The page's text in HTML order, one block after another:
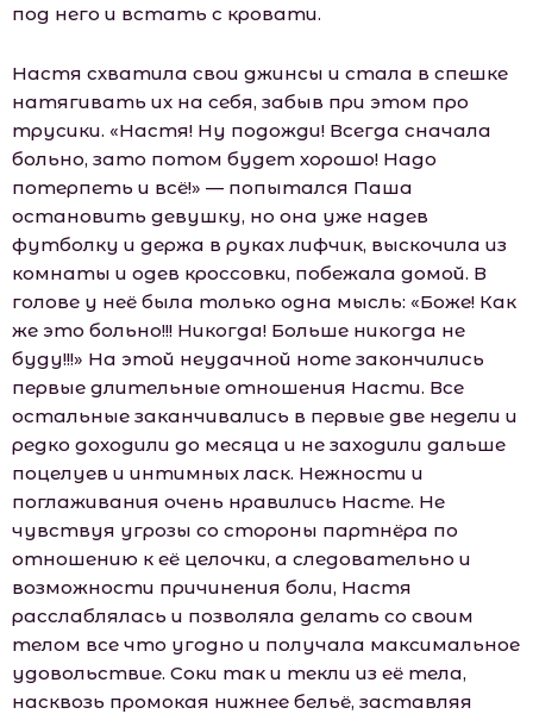
под него и встать с кровати.
Настя схватила свои джинсы и стала в спешке
натягивать их на себя, забыв при этом про
трусики. «Настя! Ну подожди! Всегда сначала
больно, зато потом будет хорошо! Надо
потерпеть и всё!» — попытался Паша
остановить девушку, но она уже надев
футболку и держа в руках лифчик, выскочила из
комнаты и одев кроссовки, побежала домой. В
голове у неё была только одна мысль: «Боже! Как
же это больно!!! Никогда! Больше никогда не
буду!!!» На этой неудачной ноте закончились
первые длительные отношения Насти. Все
остальные заканчивались в первые две недели и
редко доходили до месяца и не заходили дальше
поцелуев и интимных ласк. Нежности и
поглаживания очень нравились Насте. Не
чувствуя угрозы со стороны партнёра по
отношению к её целочки, а следовательно и
возможности причинения боли, Настя
расслаблялась и позволяла делать со своим
телом все что угодно и получала максимальное
удовольствие. Соки так и текли из её тела,
насквозь промокая нижнее бельё, заставляя